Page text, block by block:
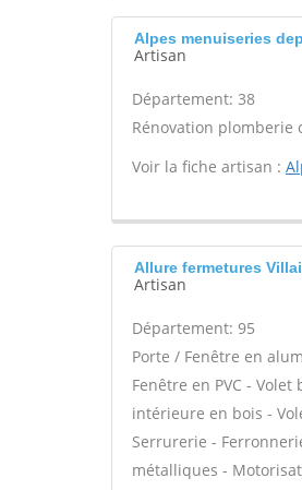
Alpes menuiseries
Artisan
Département: 38
Rénovation plomberie
Voir la fiche artisan :
Allure fermetures
Artisan
Département: 95
Porte / Fenêtre en
Fenêtre en PVC -
intérieure en bois -
Serrurerie -
métalliques -